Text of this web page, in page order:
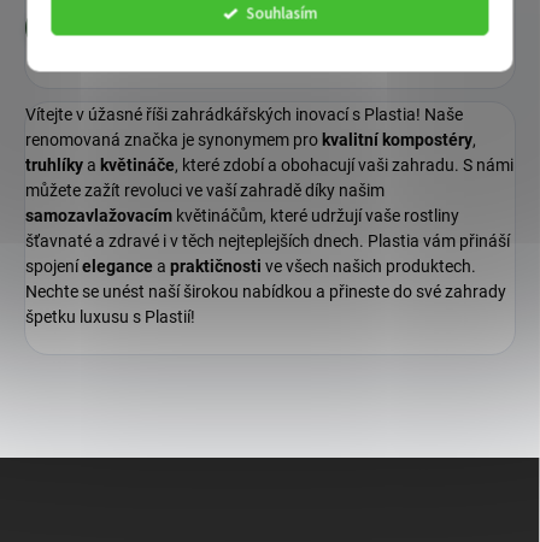
Souhlasím
Přidat komentář
Vítejte v úžasné říši zahrádkářských inovací s Plastia! Naše
renomovaná značka je synonymem pro kvalitní kompostéry,
truhlíkya květináče, které zdobí a obohacují vaši zahradu. S námi
můžete zažít revoluci ve vaší zahradě díky našim
samozavlažovacím květináčům, které udržují vaše rostliny
šťavnaté a zdravé i v těch nejteplejších dnech. Plastia vám přináší
spojeníelegancea praktičnosti ve všech našich produktech.
Nechte se unést naší širokou nabídkou a přineste do své zahrady
špetku luxusu s Plastií!